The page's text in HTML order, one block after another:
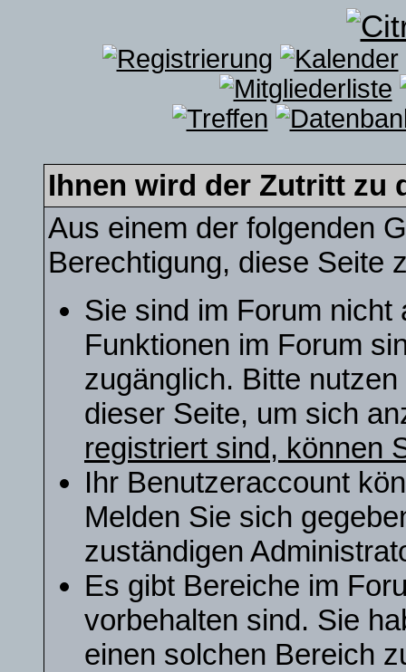
Ihnen wird der Zutritt zu
Aus einem der folgenden
Berechtigung, diese Seite
Sie sind im Forum nicht
Funktionen im Forum
zugänglich. Bitte
dieser Seite, um sich
registriert sind, können
Ihr Benutzeraccount
Melden Sie sich
zuständigen
Es gibt Bereiche im
vorbehalten sind. Sie
einen solchen Bereich